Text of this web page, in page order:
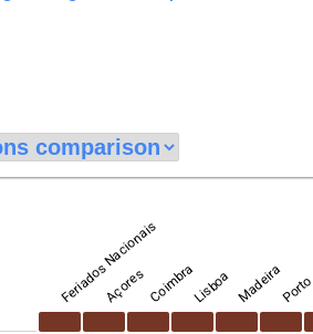
Feriados Nacionais
AçoresCoimbraLisboa MadeiraPorto